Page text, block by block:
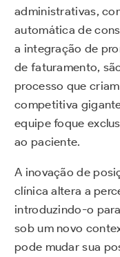
administrativas,
automática de
a integração de
de faturamento,
processo que
competitiva
equipe foque
ao paciente.
A inovação de
clínica altera a
introduzindo-o
sob um novo
pode mudar sua